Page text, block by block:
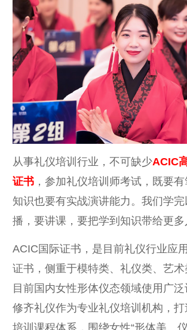
从事礼仪培训行业，不可缺少ACIC
证书 ，参加礼仪培训师考试，既要
知识也要有实战演讲能力。我们学
播，要讲课，要把学到知识带给更多
ACIC国际证书，是目前礼仪行业应
证书，侧重于模特类、礼仪类、艺
目前国内女性形体仪态领域使用广泛
修齐礼仪作为专业礼仪培训机构，